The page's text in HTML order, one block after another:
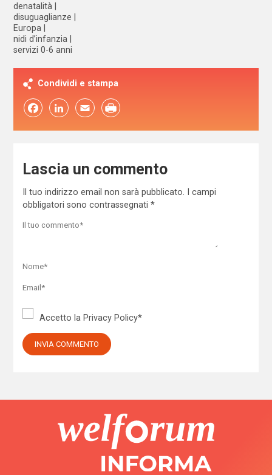
denatalità
disuguaglianze
Europa
nidi d’infanzia
servizi 0-6 anni
Condividi e stampa
FacebookLinkedIn Email
Lascia un commento
Il tuo indirizzo email non sarà pubblicato.
I campi
obbligatori sono contrassegnati *
Accetto la Privacy Policy*